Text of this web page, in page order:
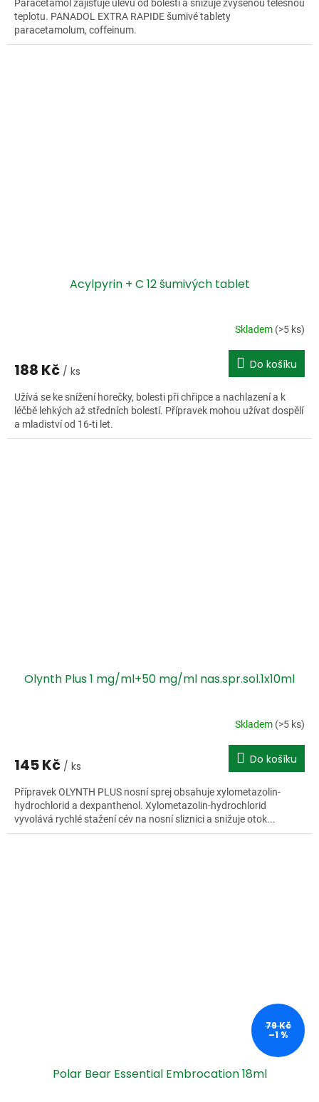
Paracetamol zajišťuje úlevu od bolesti a snižuje zvýšenou tělesnou
teplotu. PANADOL EXTRA RAPIDE šumivé tablety
paracetamolum, coffeinum.
Acylpyrin + C 12 šumivých tablet
Skladem (>5 ks)
188 Kč / ks Do košíku
Užívá se ke snížení horečky, bolesti při chřipce a nachlazení a k
léčbě lehkých až středních bolestí. Přípravek mohou užívat dospělí
a mladiství od 16-ti let.
Olynth Plus 1 mg/ml+50 mg/ml nas.spr.sol.1x10ml
Skladem (>5 ks)
145 Kč / ks Do košíku
Přípravek OLYNTH PLUS nosní sprej obsahuje xylometazolin-
hydrochlorid a dexpanthenol. Xylometazolin-hydrochlorid
vyvolává rychlé stažení cév na nosní sliznici a snižuje otok...
79 Kč
–1 %
Polar Bear Essential Embrocation 18ml